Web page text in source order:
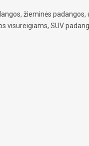
žieminės
visureigiams, SUV